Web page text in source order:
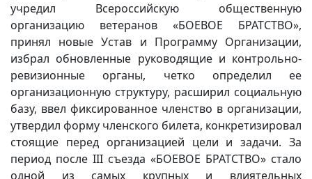
учредил Всероссийскую общественную
организацию ветеранов «БОЕВОЕ БРАТСТВО»,
принял новые Устав и Программу Организации,
избрал обновленные руководящие и контрольно-
ревизионные органы, четко определил ее
организационную структуру, расширил социальную
базу, ввел фиксированное членство в организации,
утвердил форму членского билета, конкретизировал
стоящие перед организацией цели и задачи. За
период после III съезда «БОЕВОЕ БРАТСТВО» стало
одной из самых крупных и влиятельных